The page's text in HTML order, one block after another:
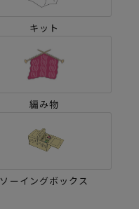
キット
編み物
ソーイングボックス